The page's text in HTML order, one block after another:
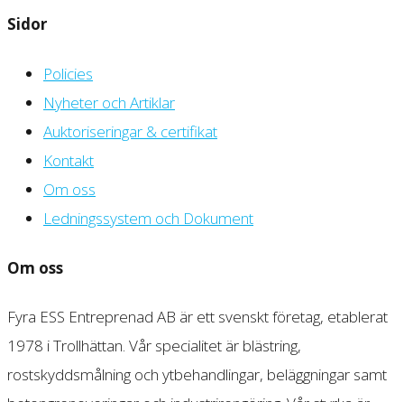
Sidor
Policies
Nyheter och Artiklar
Auktoriseringar & certifikat
Kontakt
Om oss
Ledningssystem och Dokument
Om oss
Fyra ESS Entreprenad AB är ett svenskt företag, etablerat
1978 i Trollhättan. Vår specialitet är blästring,
rostskyddsmålning och ytbehandlingar, beläggningar samt